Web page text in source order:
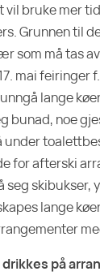
vil bruke mer
Grunnen til
som må tas
mai feiringer
lange
bunad, noe
under
for afterski
seg skibukser,
lange
på